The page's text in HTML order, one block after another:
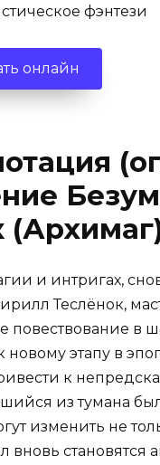
фэнтези
онлайн
и интригах,
Теслёнок,
в
новому этапу в
к
из тумана
изменить не
становятся